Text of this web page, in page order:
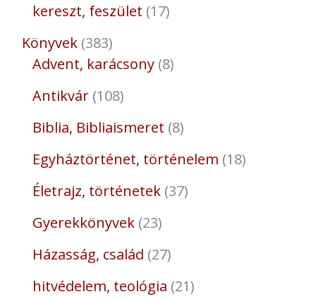
kereszt, feszület 17
Könyvek 383
Advent, karácsony 8
Antikvár 108
Biblia, Bibliaismeret 8
Egyháztörténet, történelem 18
Életrajz, történetek 37
Gyerekkönyvek 23
Házasság, család 27
hitvédelem, teológia 21